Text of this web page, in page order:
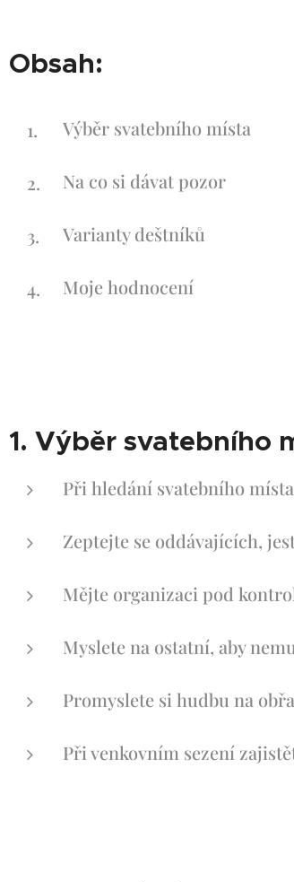
Obsah:
Výběr svatebního místa
Na co si dávat pozor
Varianty deštníků
Moje hodnocení
1. Výběr svatebního
Při hledání svatebního
Zeptejte se oddávajících,
Mějte organizaci pod
Myslete na ostatní, aby
Promyslete si hudbu na
Při venkovním sezení